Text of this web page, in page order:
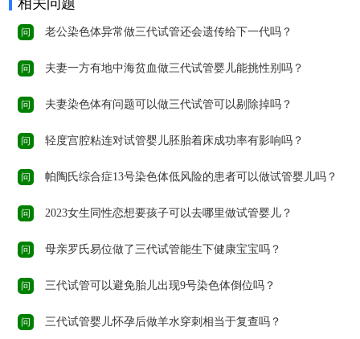
相关问题
问 老公染色体异常做三代试管还会遗传给下一代吗？
问 夫妻一方有地中海贫血做三代试管婴儿能挑性别吗？
问 夫妻染色体有问题可以做三代试管可以剔除掉吗？
问 轻度宫腔粘连对试管婴儿胚胎着床成功率有影响吗？
问 帕陶氏综合症13号染色体低风险的患者可以做试管婴儿吗？
问 2023女生同性恋想要孩子可以去哪里做试管婴儿？
问 母亲罗氏易位做了三代试管能生下健康宝宝吗？
问 三代试管可以避免胎儿出现9号染色体倒位吗？
问 三代试管婴儿怀孕后做羊水穿刺相当于复查吗？